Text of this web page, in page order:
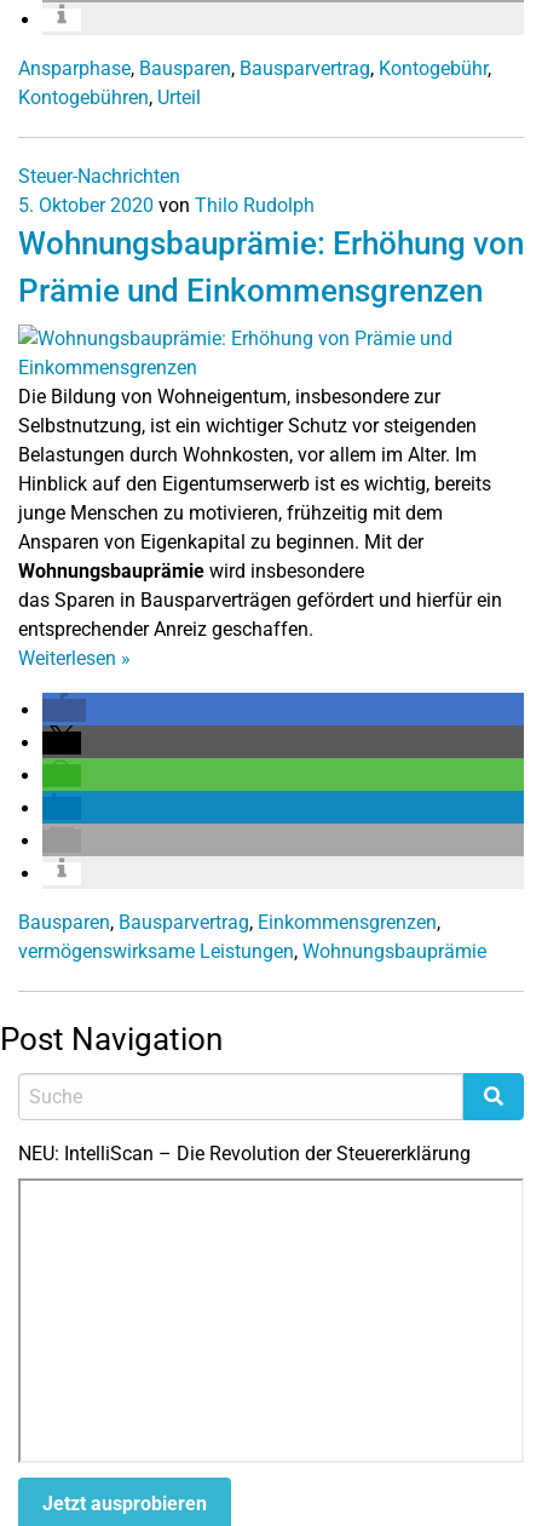
Ansparphase, Bausparen, Bausparvertrag, Kontogebühr,
Kontogebühren, Urteil
Steuer-Nachrichten
5. Oktober 2020 von Thilo Rudolph
Wohnungsbauprämie: Erhöhung von
Prämie und Einkommensgrenzen
Die Bildung von Wohneigentum, insbesondere zur
Selbstnutzung, ist ein wichtiger Schutz vor steigenden
Belastungen durch Wohnkosten, vor allem im Alter. Im
Hinblick auf den Eigentumserwerb ist es wichtig, bereits
junge Menschen zu motivieren, frühzeitig mit dem
Ansparen von Eigenkapital zu beginnen. Mit der
Wohnungsbauprämie wird insbesondere
das Sparen in Bausparverträgen gefördert und hierfür ein
entsprechender Anreiz geschaffen.
Weiterlesen »
Bausparen, Bausparvertrag, Einkommensgrenzen,
vermögenswirksame Leistungen, Wohnungsbauprämie
Post Navigation
NEU: IntelliScan – Die Revolution der Steuererklärung
Jetzt ausprobieren